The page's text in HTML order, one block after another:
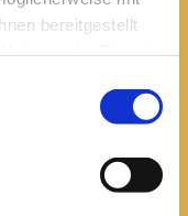
bereitgestellt